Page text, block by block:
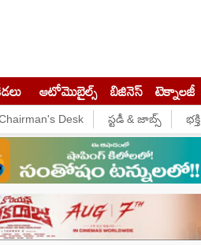
ఆటోమొబైల్స్ బిజినెస్‌ టెక్నాలజీ
Desk స్టడీ & జాబ్స్ భక్తి